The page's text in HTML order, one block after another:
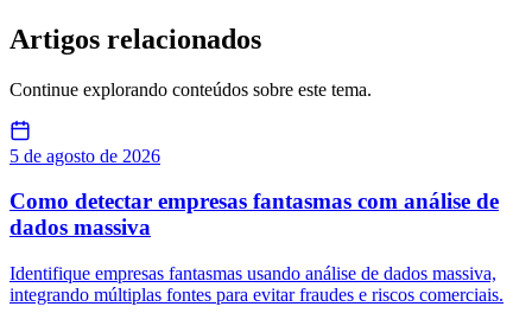
Artigos relacionados
Continue explorando conteúdos sobre este tema.
5 de agosto de 2026
Como detectar empresas fantasmas com análise de
dados massiva
Identifique empresas fantasmas usando análise de dados massiva,
integrando múltiplas fontes para evitar fraudes e riscos comerciais.